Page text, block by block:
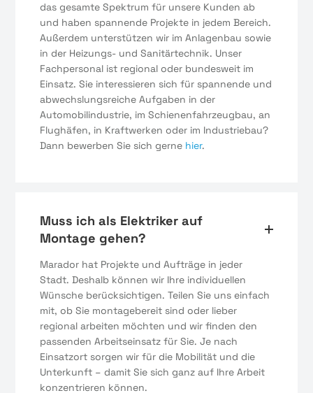
das gesamte Spektrum für unsere Kunden ab
und haben spannende Projekte in jedem Bereich.
Außerdem unterstützen wir im Anlagenbau sowie
in der Heizungs- und Sanitärtechnik. Unser
Fachpersonal ist regional oder bundesweit im
Einsatz. Sie interessieren sich für spannende und
abwechslungsreiche Aufgaben in der
Automobilindustrie, im Schienenfahrzeugbau, an
Flughäfen, in Kraftwerken oder im Industriebau?
Dann bewerben Sie sich gerne hier.
Muss ich als Elektriker auf
Montage gehen?
Marador hat Projekte und Aufträge in jeder
Stadt. Deshalb können wir Ihre individuellen
Wünsche berücksichtigen. Teilen Sie uns einfach
mit, ob Sie montagebereit sind oder lieber
regional arbeiten möchten und wir finden den
passenden Arbeitseinsatz für Sie. Je nach
Einsatzort sorgen wir für die Mobilität und die
Unterkunft – damit Sie sich ganz auf Ihre Arbeit
konzentrieren können.